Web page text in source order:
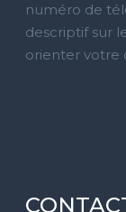
numéro de
descriptif sur
orienter votre